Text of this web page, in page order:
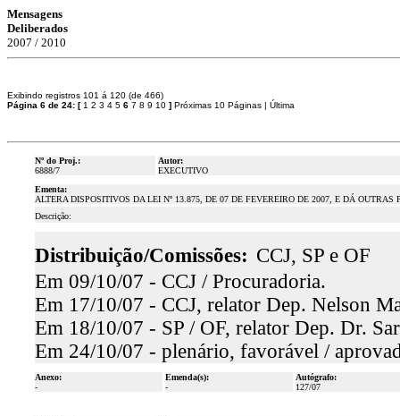
Mensagens
Deliberados
2007 / 2010
Exibindo registros 101 á 120 (de 466)
Página 6 de 24: [ 1 2 3 4 5 6 7 8 9 10 ] Próximas 10 Páginas | Última
Nº do Proj.:
6888/7
Autor:
EXECUTIVO
Ementa:
ALTERA DISPOSITIVOS DA LEI Nº 13.875, DE 07 DE FEVEREIRO DE 2007, E DÁ OUTRAS
Descrição:
Distribuição/Comissões: CCJ, SP e OF
Em 09/10/07 - CCJ / Procuradoria.
Em 17/10/07 - CCJ, relator Dep. Nelson
Em 18/10/07 - SP / OF, relator Dep. Dr.
Em 24/10/07 - plenário, favorável /
Anexo:
-
Emenda(s):
-
Autógrafo:
127/07